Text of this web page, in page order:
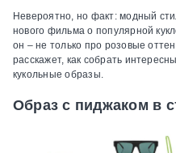
Невероятно, но факт: модный
нового фильма о популярной
он – не только про розовые
расскажет, как собрать
кукольные образы.
Образ с пиджаком в